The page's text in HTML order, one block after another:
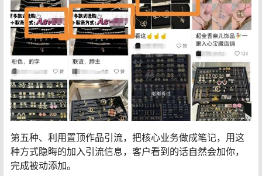
第五种、利用置顶作品引流，把核心业务做成笔记，用这
种方式隐晦的加入引流信息，客户看到的话自然会加你，
完成被动添加。